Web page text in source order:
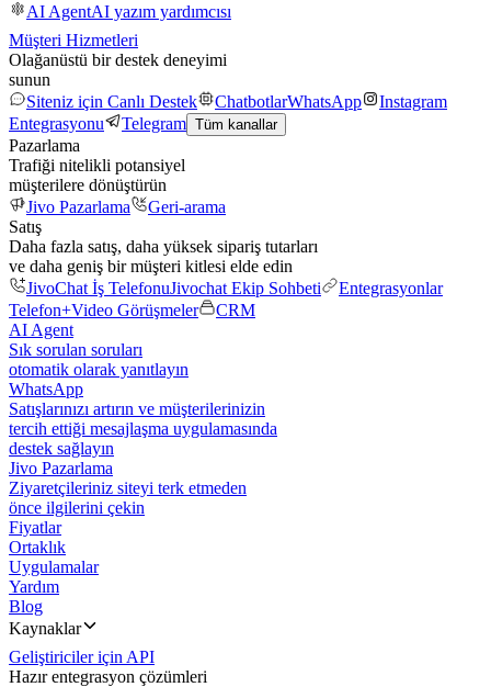
AI AgentAI yazım yardımcısı
Müşteri Hizmetleri
Olağanüstü bir destek deneyimi
sunun
Siteniz için Canlı Destek
ChatbotlarWhatsApp
Instagram
Entegrasyonu
Telegram Tüm kanallar
Pazarlama
Trafiği nitelikli potansiyel
müşterilere dönüştürün
Jivo Pazarlama
Geri-arama
Satış
Daha fazla satış, daha yüksek sipariş tutarları
ve daha geniş bir müşteri kitlesi elde edin
JivoChat İş TelefonuJivochat Ekip Sohbeti
Entegrasyonlar
Telefon+Video Görüşmeler
CRM
AI Agent
Sık sorulan soruları
otomatik olarak yanıtlayın
WhatsApp
Satışlarınızı artırın ve müşterilerinizin
tercih ettiği mesajlaşma uygulamasında
destek sağlayın
Jivo Pazarlama
Ziyaretçileriniz siteyi terk etmeden
önce ilgilerini çekin
Fiyatlar
Ortaklık
Uygulamalar
Yardım
Blog
Kaynaklar
Geliştiriciler için API
Hazır entegrasyon çözümleri